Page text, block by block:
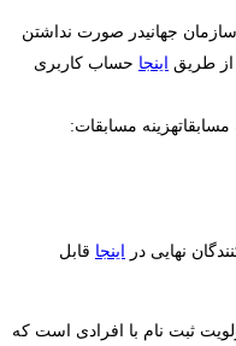
جهانیدر صورت نداشتن
اینجا حساب کاربری
مسابقات:
نهایی در اینجا قابل
ظرفیتی ۶۵ نفر، اولویت ثبت نام با افرادی است که